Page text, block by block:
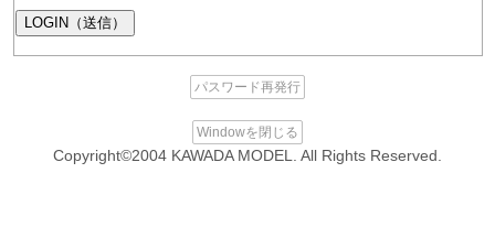
パスワード再発行
Windowを閉じる
Copyright©2004 KAWADA MODEL. All Rights Reserved.